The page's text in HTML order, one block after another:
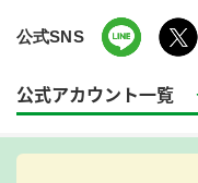
公式SNS
公式アカウント一覧